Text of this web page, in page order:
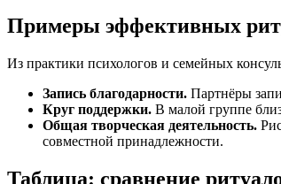
Примеры эффективных
Из практики психологов и семейных
Запись благодарности. Партнёры
Круг поддержки. В малой группе
Общая творческая деятельность.
совместной принадлежности.
Таблица: сравнение